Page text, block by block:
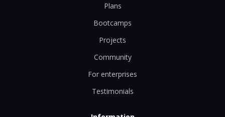
Plans
Bootcamps
Projects
Community
For enterprises
Testimonials